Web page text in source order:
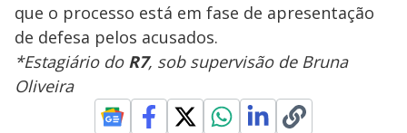
que o processo está em fase de apresentação
de defesa pelos acusados.
*Estagiário do R7, sob supervisão de Bruna
Oliveira